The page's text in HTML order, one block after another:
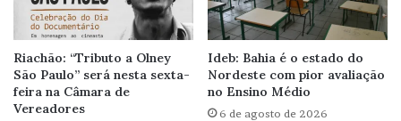
Riachão: “Tributo a Olney
São Paulo” será nesta sexta-
feira na Câmara de
Vereadores
Ideb: Bahia é o estado do
Nordeste com pior avaliação
no Ensino Médio
6 de agosto de 2026